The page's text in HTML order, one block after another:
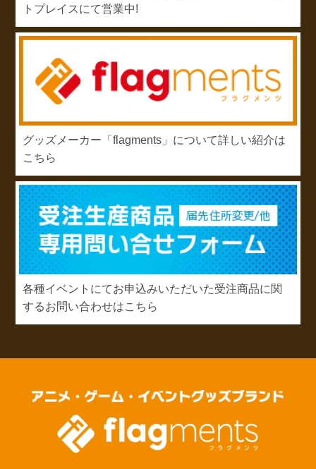
トプレイスにて営業中!
グッズメーカー「flagments」について詳しい紹介は
こちら
各種イベントにてお申込みいただいた受注商品に関
するお問い合わせはこちら